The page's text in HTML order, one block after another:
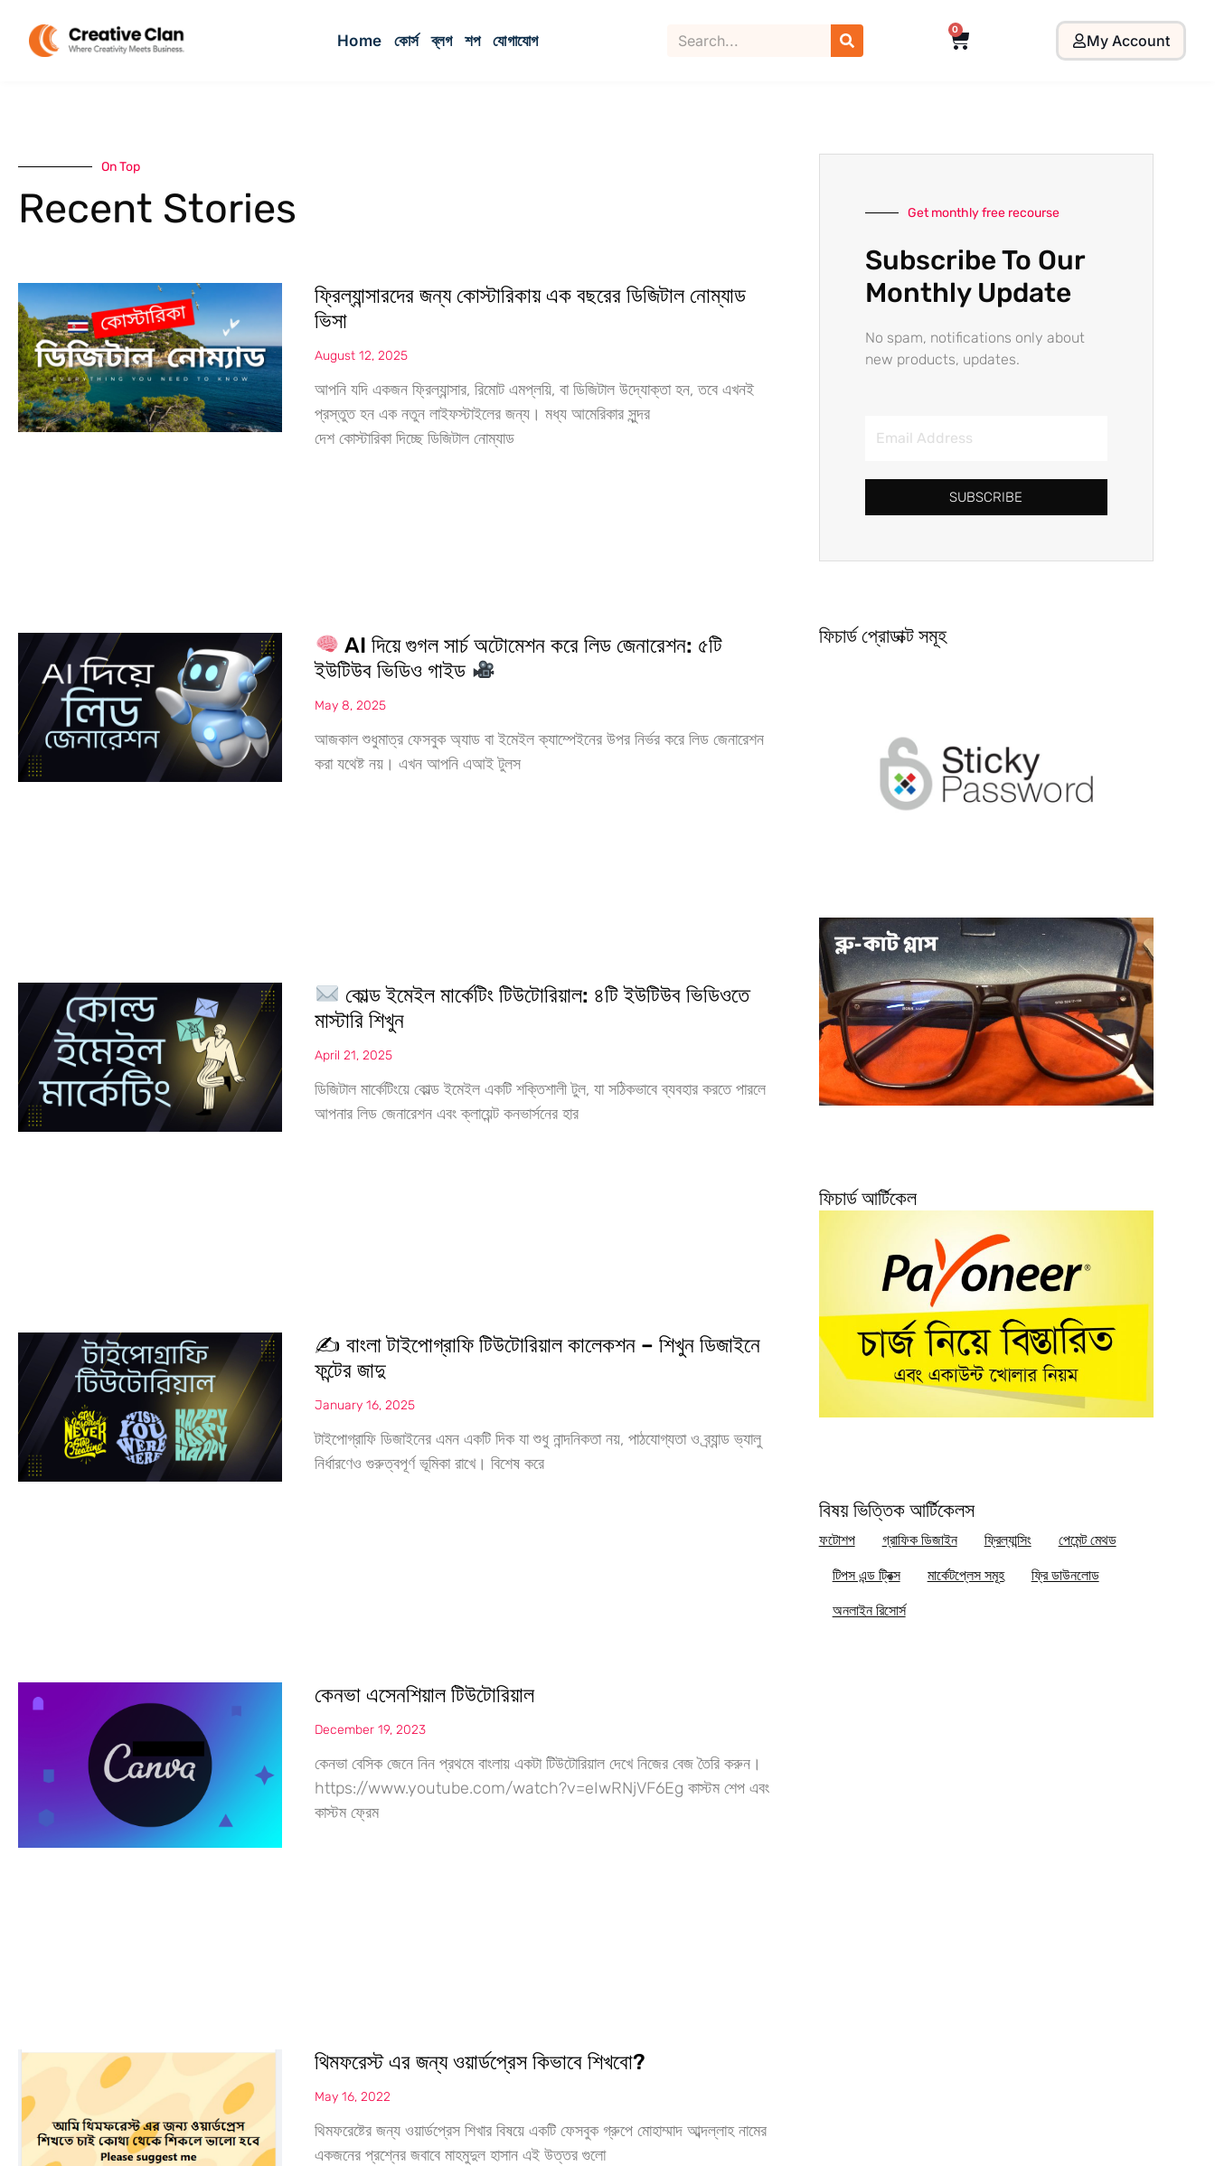
Home কোর্স ব্লগ শপ যোগাযোগ
0
My Account
On Top
Recent Stories
ফ্রিল্যান্সারদের জন্য কোস্টারিকায় এক বছরের ডিজিটাল নোম্যাড
ভিসা
August 12, 2025
আপনি যদি একজন ফ্রিল্যান্সার, রিমোট এমপ্লয়ি, বা ডিজিটাল উদ্যোক্তা হন, তবে এখনই
প্রস্তুত হন এক নতুন লাইফস্টাইলের জন্য। মধ্য আমেরিকার সুন্দর
দেশ কোস্টারিকা দিচ্ছে ডিজিটাল নোম্যাড
AI দিয়ে গুগল সার্চ অটোমেশন করে লিড জেনারেশন: ৫টি
ইউটিউব ভিডিও গাইড
May 8, 2025
আজকাল শুধুমাত্র ফেসবুক অ্যাড বা ইমেইল ক্যাম্পেইনের উপর নির্ভর করে লিড জেনারেশন
করা যথেষ্ট নয়। এখন আপনি এআই টুলস
কোল্ড ইমেইল মার্কেটিং টিউটোরিয়াল: ৪টি ইউটিউব ভিডিওতে
মাস্টারি শিখুন
April 21, 2025
ডিজিটাল মার্কেটিংয়ে কোল্ড ইমেইল একটি শক্তিশালী টুল, যা সঠিকভাবে ব্যবহার করতে পারলে
আপনার লিড জেনারেশন এবং ক্লায়েন্ট কনভার্সনের হার
✍️ বাংলা টাইপোগ্রাফি টিউটোরিয়াল কালেকশন – শিখুন ডিজাইনে
ফন্টের জাদু
January 16, 2025
টাইপোগ্রাফি ডিজাইনের এমন একটি দিক যা শুধু নান্দনিকতা নয়, পাঠযোগ্যতা ও ব্র্যান্ড ভ্যালু
নির্ধারণেও গুরুত্বপূর্ণ ভূমিকা রাখে। বিশেষ করে
কেনভা এসেনশিয়াল টিউটোরিয়াল
December 19, 2023
কেনভা বেসিক জেনে নিন প্রথমে বাংলায় একটা টিউটোরিয়াল দেখে নিজের বেজ তৈরি করুন।
https://www.youtube.com/watch?v=eIwRNjVF6Eg কাস্টম শেপ এবং
কাস্টম ফ্রেম
থিমফরেস্ট এর জন্য ওয়ার্ডপ্রেস কিভাবে শিখবো?
May 16, 2022
থিমফরেষ্টের জন্য ওয়ার্ডপ্রেস শিখার বিষয়ে একটি ফেসবুক গ্রুপে মোহাম্মাদ আব্দল্লাহ নামের
একজনের প্রশ্নের জবাবে মাহমুদুল হাসান এই উত্তর গুলো
Get monthly free recourse
Subscribe To Our
Monthly Update
No spam, notifications only about
new products, updates.
SUBSCRIBE
ফিচার্ড প্রোডাক্ট সমূহ
ফিচার্ড আর্টিকেল
বিষয় ভিত্তিক আর্টিকেলস
ফটোশপ গ্রাফিক ডিজাইন ফ্রিল্যান্সিং পেমেন্ট মেথড
টিপস এন্ড ট্রিক্স মার্কেটপ্লেস সমূহ ফ্রি ডাউনলোড
অনলাইন রিসোর্স